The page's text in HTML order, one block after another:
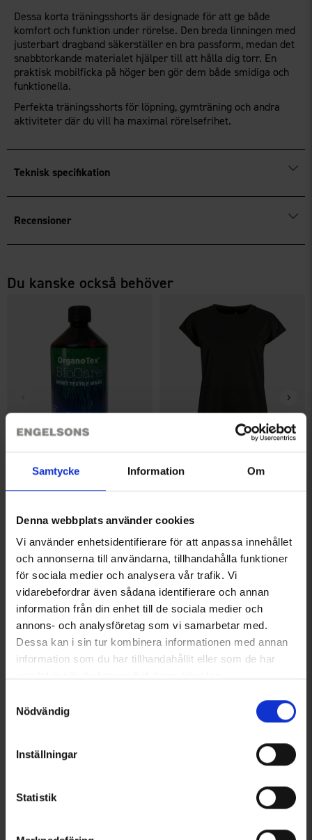
Samtycke Information Om
Denna webbplats använder cookies
Vi använder enhetsidentifierare för att anpassa innehållet
och annonserna till användarna, tillhandahålla funktioner
för sociala medier och analysera vår trafik. Vi
vidarebefordrar även sådana identifierare och annan
information från din enhet till de sociala medier och
annons- och analysföretag som vi samarbetar med.
Dessa kan i sin tur kombinera informationen med annan
information som du har tillhandahållit eller som de har
Nödvändig
Inställningar
Statistik
Dessa korta träningsshorts är designade för att ge både
komfort och funktion under rörelse. Den breda linningen med
justerbart dragband säkerställer en bra passform, medan det
snabbtorkande materialet hjälper till att hålla dig torr. En
praktisk mobilficka på höger ben gör dem både smidiga och
funktionella.
Perfekta träningsshorts för löpning, gymträning och andra
aktiviteter där du vill ha maximal rörelsefrihet.
Teknisk specifikation
Recensioner
Du kanske också behöver
OrganoTex BioCare Sport
Textile Wash
149 kr
Topp Active Dam
Från
Liknande produkter
High Mountain
175 kr
Betyg: